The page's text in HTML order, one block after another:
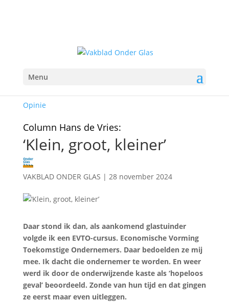
Menu
Opinie
Column Hans de Vries:
‘Klein, groot, kleiner’
VAKBLAD ONDER GLAS | 28 november 2024
Daar stond ik dan, als aankomend glastuinder
volgde ik een EVTO-cursus. Economische Vorming
Toekomstige Ondernemers. Daar bedoelden ze mij
mee. Ik dacht die ondernemer te worden. En weer
werd ik door de onderwijzende kaste als ‘hopeloos
geval’ beoordeeld. Zonde van hun tijd en dat gingen
ze eerst maar even uitleggen.